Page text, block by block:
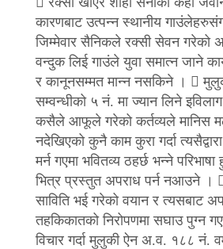
कारणबाट उत्पन्न स्थानीय
जिम्मेवार सैनिकले रक्सी सेवन गरेको
वन्दुक लिई गाउंले युवा समात्न जाने
र कानूनसम्मत मान्न नसकिने । 
सम्वन्धीको ५ नं. मा ज्यान लिने
कसैले आफूले गरेको कर्तव्यले मानिस
नदेखिएको कुनै काम कुरा गर्दा
मर्न गएमा भवितव्य ठहर्छ भन्ने परिभाषा
भित्र प्रस्तुत अपराध पर्न नआउने ।
साविति भई गरेको वयान र त्यसबाट
तहकिकातको निरोपणमा सघाउ पुग्न
विचार गर्दा मुलुकी ऐन अ.व. १८८ नं.